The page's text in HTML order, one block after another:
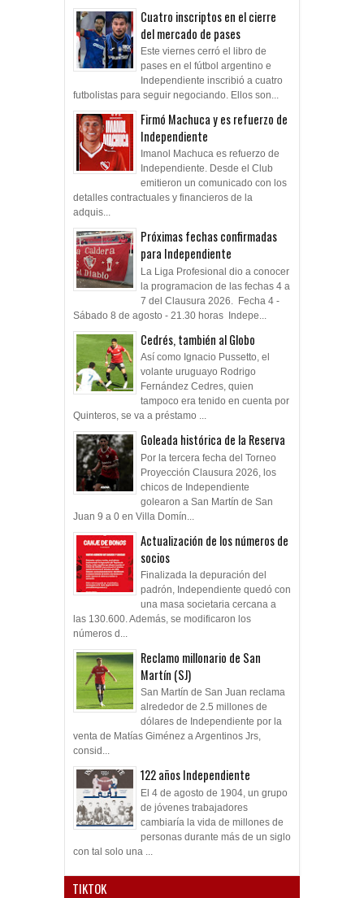
Cuatro inscriptos en el cierre
del mercado de pases
Este viernes cerró el libro de
pases en el fútbol argentino e
Independiente inscribió a cuatro
futbolistas para seguir negociando. Ellos son...
Firmó Machuca y es refuerzo de
Independiente
Imanol Machuca es refuerzo de
Independiente. Desde el Club
emitieron un comunicado con los
detalles contractuales y financieros de la
adquis...
Próximas fechas confirmadas
para Independiente
La Liga Profesional dio a conocer
la programacion de las fechas 4 a
7 del Clausura 2026. Fecha 4 -
Sábado 8 de agosto - 21.30 horas Indepe...
Cedrés, también al Globo
Así como Ignacio Pussetto, el
volante uruguayo Rodrigo
Fernández Cedres, quien
tampoco era tenido en cuenta por
Quinteros, se va a préstamo ...
Goleada histórica de la Reserva
Por la tercera fecha del Torneo
Proyección Clausura 2026, los
chicos de Independiente
golearon a San Martín de San
Juan 9 a 0 en Villa Domín...
Actualización de los números de
socios
Finalizada la depuración del
padrón, Independiente quedó con
una masa societaria cercana a
las 130.600. Además, se modificaron los
números d...
Reclamo millonario de San
Martín (SJ)
San Martín de San Juan reclama
alrededor de 2.5 millones de
dólares de Independiente por la
venta de Matías Giménez a Argentinos Jrs,
consid...
122 años Independiente
El 4 de agosto de 1904, un grupo
de jóvenes trabajadores
cambiaría la vida de millones de
personas durante más de un siglo
con tal solo una ...
TIKTOK